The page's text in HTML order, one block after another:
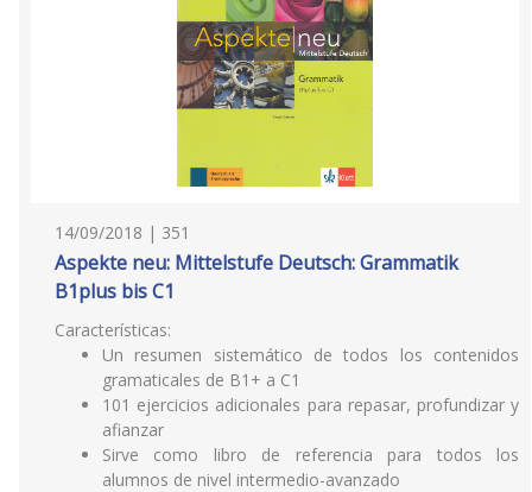
14/09/2018 | 351
Aspekte neu: Mittelstufe Deutsch: Grammatik
B1plus bis C1
Características:
Un resumen sistemático de todos los contenidos
gramaticales de B1+ a C1
101 ejercicios adicionales para repasar, profundizar y
afianzar
Sirve como libro de referencia para todos los
alumnos de nivel intermedio-avanzado